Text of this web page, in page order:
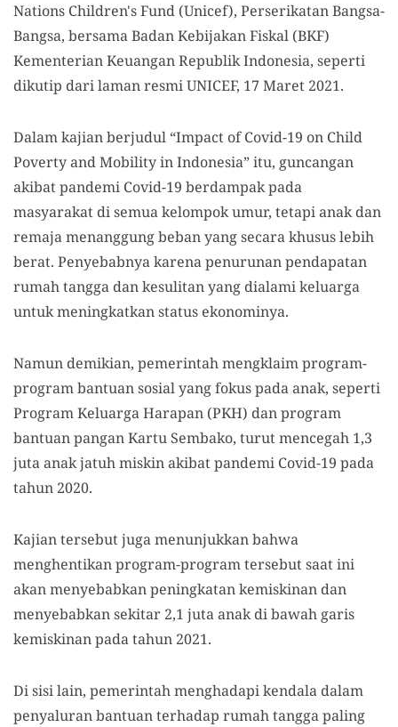
Nations Children's Fund (Unicef), Perserikatan Bangsa-
Bangsa, bersama Badan Kebijakan Fiskal (BKF)
Kementerian Keuangan Republik Indonesia, seperti
dikutip dari laman resmi UNICEF, 17 Maret 2021.
Dalam kajian berjudul “Impact of Covid-19 on Child
Poverty and Mobility in Indonesia” itu, guncangan
akibat pandemi Covid-19 berdampak pada
masyarakat di semua kelompok umur, tetapi anak dan
remaja menanggung beban yang secara khusus lebih
berat. Penyebabnya karena penurunan pendapatan
rumah tangga dan kesulitan yang dialami keluarga
untuk meningkatkan status ekonominya.
Namun demikian, pemerintah mengklaim program-
program bantuan sosial yang fokus pada anak, seperti
Program Keluarga Harapan (PKH) dan program
bantuan pangan Kartu Sembako, turut mencegah 1,3
juta anak jatuh miskin akibat pandemi Covid-19 pada
tahun 2020.
Kajian tersebut juga menunjukkan bahwa
menghentikan program-program tersebut saat ini
akan menyebabkan peningkatan kemiskinan dan
menyebabkan sekitar 2,1 juta anak di bawah garis
kemiskinan pada tahun 2021.
Di sisi lain, pemerintah menghadapi kendala dalam
penyaluran bantuan terhadap rumah tangga paling